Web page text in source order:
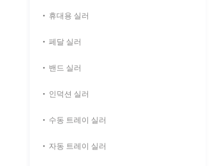
휴대용 실러
페달 실러
밴드 실러
인덕션 실러
수동 트레이 실러
자동 트레이 실러